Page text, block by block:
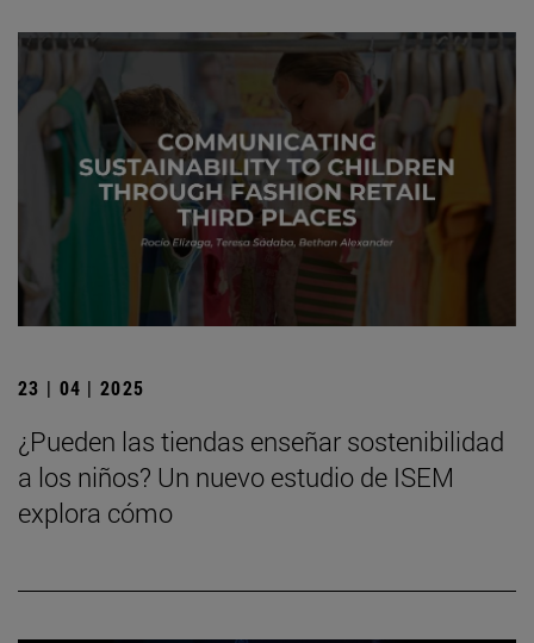
23 | 04 | 2025
¿Pueden las tiendas enseñar sostenibilidad
a los niños? Un nuevo estudio de ISEM
explora cómo